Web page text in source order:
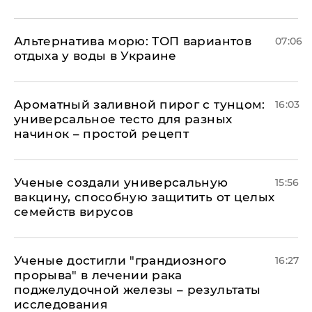
Альтернатива морю: ТОП вариантов
отдыха у воды в Украине
07:06
Ароматный заливной пирог с тунцом:
универсальное тесто для разных
начинок – простой рецепт
16:03
Ученые создали универсальную
вакцину, способную защитить от целых
семейств вирусов
15:56
Ученые достигли "грандиозного
прорыва" в лечении рака
поджелудочной железы – результаты
исследования
16:27